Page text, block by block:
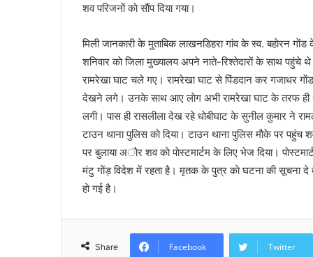
शव परिजनाें काे साैंप दिया गया।
मिली जानकारी के मुताबिक लाखनडिहरा गांव के स्व. बहाेरन
शनिवार काे जिला मुख्यालय अपने नाते-रिश्तेदाराें के साथ
रामरेखा घाट चले गए। रामरेखा घाट से पिंडदान कर गजाधर
देखने लगे। उनके साथ आए लाेग अभी रामरेखा घाट के तरफ ही
लगी। पास ही रासलीला देख रहे धाेबीघाट के सुनील कुमार ने
टाउन थाना पुलिस काे दिया। टाउन थाना पुलिस माैके पर
पर बुलाया अाैर शव काे पाेस्टमार्टम के लिए भेज दिया।
मंटु गाेंड़ विदेश में रहता है। मृतक के पुत्र काे घटना की सूचना दे
हाे गई है।
Share Facebook Twitter